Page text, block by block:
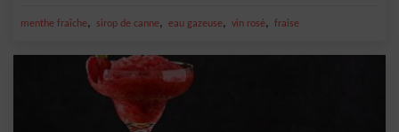
menthe fraîche, sirop de canne, eau gazeuse, vin rosé, fraise